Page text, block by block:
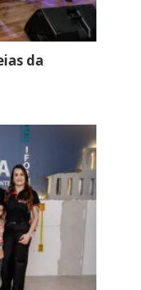
da